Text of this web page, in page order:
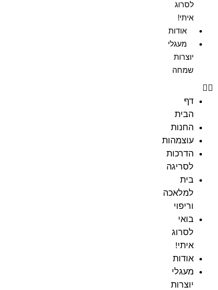
לסרוג
איתי!
אודות
מעגלי
יוצרות
שמחה
דף
הבית
החנות
עוצמהות
הדרכות
לסריגה
בית
למלאכה
וריפוי
בואי
לסרוג
איתי!
אודות
מעגלי
יוצרות